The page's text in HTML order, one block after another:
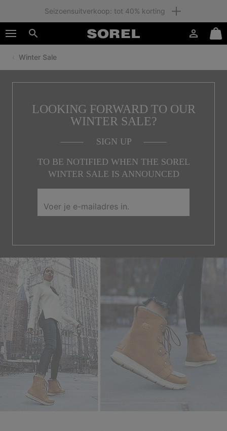
SKIP
TO
CONTENT
SKIP
TO
SKIP
Seizoensuitverkoop: tot 40% korting
Zoeken
SOREL
InloggenMini
Cart
Winter Sale
LOOKING FORWARD TO OUR
WINTER SALE?
SIGN UP
TO BE NOTIFIED WHEN THE SOREL
WINTER SALE IS ANNOUNCED